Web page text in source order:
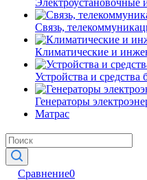
Электроустановочные
Связь,
Климатические и
Устройства и средства
Генераторы
Матрас
Сравнение0